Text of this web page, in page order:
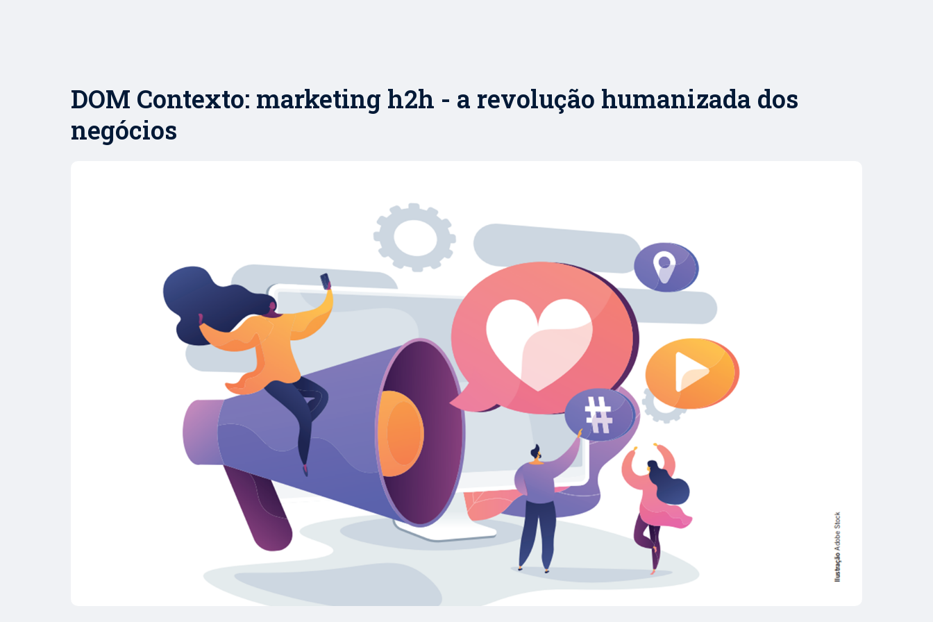
DOM Contexto: marketing h2h - a revolução humanizada dos
negócios